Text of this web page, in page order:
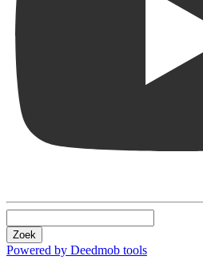
Zoek
Powered by Deedmob tools